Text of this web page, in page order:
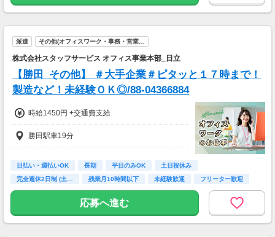
など
間など相談OK！
★短期2ヶ月～長期歓迎！
派遣 その他(オフィスワーク・事務・営業…
株式会社スタッフサービス オフィス事業本部_日立
【勝田_その他】 ＃大手企業＃ピタッと１７時まで！
製造など！未経験ＯＫ◎/88-04366884
時給1450円 +交通費支給
勝田駅車19分
日払い・週払いOK 長期 平日のみOK
土日祝休み
完全週休2日制 (土…
残業月10時間以下 未経験歓迎
フリーター歓迎
高校卒業以上
応募へ進む